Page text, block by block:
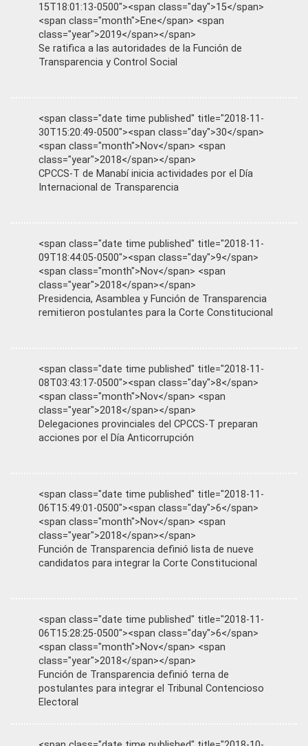
15T18:01:13-0500"><span class="day">15</span>
<span class="month">Ene</span> <span
class="year">2019</span></span>
Se ratifica a las autoridades de la Función de
Transparencia y Control Social
<span class="date time published" title="2018-11-
30T15:20:49-0500"><span class="day">30</span>
<span class="month">Nov</span> <span
class="year">2018</span></span>
CPCCS-T de Manabí inicia actividades por el Día
Internacional de Transparencia
<span class="date time published" title="2018-11-
09T18:44:05-0500"><span class="day">9</span>
<span class="month">Nov</span> <span
class="year">2018</span></span>
Presidencia, Asamblea y Función de Transparencia
remitieron postulantes para la Corte Constitucional
<span class="date time published" title="2018-11-
08T03:43:17-0500"><span class="day">8</span>
<span class="month">Nov</span> <span
class="year">2018</span></span>
Delegaciones provinciales del CPCCS-T preparan
acciones por el Día Anticorrupción
<span class="date time published" title="2018-11-
06T15:49:01-0500"><span class="day">6</span>
<span class="month">Nov</span> <span
class="year">2018</span></span>
Función de Transparencia definió lista de nueve
candidatos para integrar la Corte Constitucional
<span class="date time published" title="2018-11-
06T15:28:25-0500"><span class="day">6</span>
<span class="month">Nov</span> <span
class="year">2018</span></span>
Función de Transparencia definió terna de
postulantes para integrar el Tribunal Contencioso
Electoral